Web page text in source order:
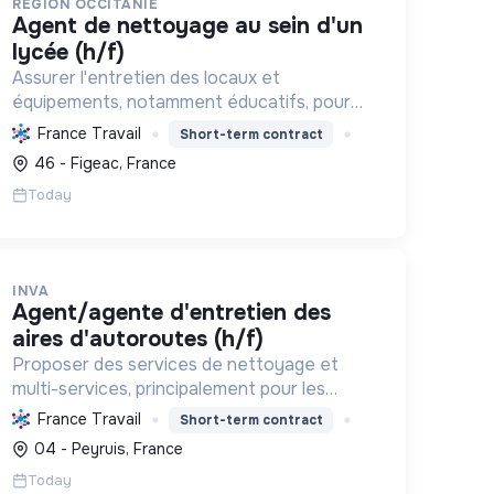
REGION OCCITANIE
agent de nettoyage au sein d'un
lycée (h/f)
Assurer l'entretien des locaux et
équipements, notamment éducatifs, pour
un environnement sain et propice au bien-
être. Contribuer à la gestion des
ressources et à la durabilité des
infrastructures.
France Travail Short-term contract
46 - Figeac, France
Today
INVA
agent/agente d'entretien des
aires d'autoroutes (h/f)
Proposer des services de nettoyage et
multi-services, principalement pour les
autoroutes, en France. Favoriser l'inclusion
sociale et professionnelle, et contribuer à la
préservation de l'environnemen...
France Travail Short-term contract
04 - Peyruis, France
Today